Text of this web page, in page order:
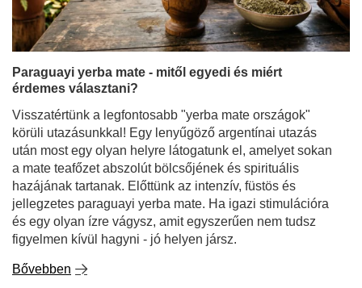
Paraguayi yerba mate - mitől egyedi és miért
érdemes választani?
Visszatértünk a legfontosabb "yerba mate országok"
körüli utazásunkkal! Egy lenyűgöző argentínai utazás
után most egy olyan helyre látogatunk el, amelyet sokan
a mate teafőzet abszolút bölcsőjének és spirituális
hazájának tartanak. Előttünk az intenzív, füstös és
jellegzetes paraguayi yerba mate. Ha igazi stimulációra
és egy olyan ízre vágysz, amit egyszerűen nem tudsz
figyelmen kívül hagyni - jó helyen jársz.
Bővebben